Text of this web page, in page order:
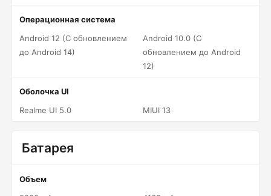
Операционная система
Android 12 (С обновлением
до Android 14)
Android 10.0 (С
обновлением до Android
12)
Оболочка UI
Realme UI 5.0
MIUI 13
Батарея
Объем